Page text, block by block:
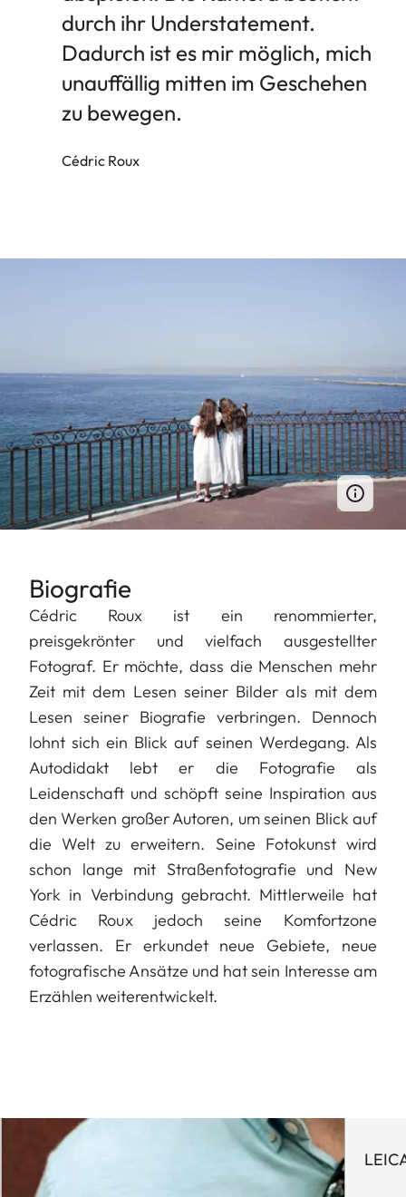
durch ihr Understatement.
Dadurch ist es mir möglich, mich
unauffällig mitten im Geschehen
zu bewegen.
Cédric Roux
Biografie
Cédric Roux ist ein renommierter,
preisgekrönter und vielfach ausgestellter
Fotograf. Er möchte, dass die Menschen mehr
Zeit mit dem Lesen seiner Bilder als mit dem
Lesen seiner Biografie verbringen. Dennoch
lohnt sich ein Blick auf seinen Werdegang. Als
Autodidakt lebt er die Fotografie als
Leidenschaft und schöpft seine Inspiration aus
den Werken großer Autoren, um seinen Blick auf
die Welt zu erweitern. Seine Fotokunst wird
schon lange mit Straßenfotografie und New
York in Verbindung gebracht. Mittlerweile hat
Cédric Roux jedoch seine Komfortzone
verlassen. Er erkundet neue Gebiete, neue
fotografische Ansätze und hat sein Interesse am
Erzählen weiterentwickelt.